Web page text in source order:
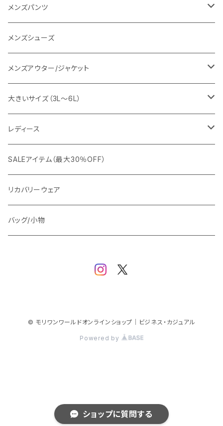
ショップに質問する
SY32 by SWEET YEARS
URBAN SQUARE
EDWIN
snow peak
G-stage
TETEHOMME
TAION
カジュアルセットアップ
スラックス
ワイシャツ
シューズ
フォーマル
Tシャツ/ポロシャツ
Tシャツ/カットソー
シャツ/ポロシャツ
パーカー/スウェット
ニット
メンズパンツ
デニムパンツ
イージーパンツ
スラックス
メンズシューズ
メンズアウター/ジャケット
ジャケット
カジュアルジャケット
ビジネスジャケット
ブルゾン
コート
マウンテンパーカー/アウトドア
ダウン / 中綿アウター
大きいサイズ（3L～6L）
ビジネス
セットアップ
ワイシャツ
カジュアル
ニット/Tシャツ/カットソー
スウェット/パーカー
アウター
レディース
アウター
トップス（ブラウス/カットソー）
ジャケット
SALEアイテム（最大30％OFF）
リカバリーウェア
バッグ/小物
© モリワンワールドオンラインショップ｜ビジネス・カジュアル
Powered by